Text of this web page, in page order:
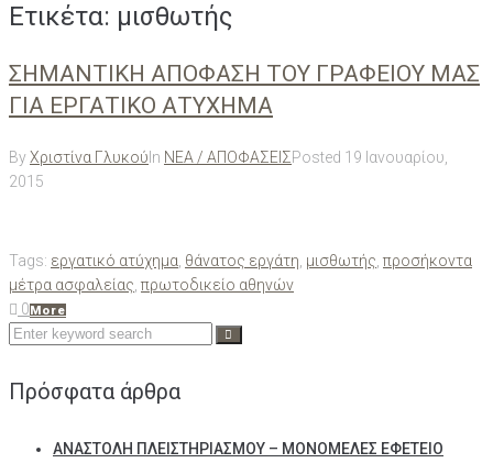
Ετικέτα: μισθωτής
ΣΗΜΑΝΤΙΚΗ ΑΠΟΦΑΣΗ ΤΟΥ ΓΡΑΦΕΙΟΥ ΜΑΣ
ΓΙΑ ΕΡΓΑΤΙΚΟ ΑΤΥΧΗΜΑ
ByΧριστίνα Γλυκού In ΝΕΑ / ΑΠΟΦΑΣΕΙΣPosted 19 Ιανουαρίου,
2015
Tags: εργατικό ατύχημα θάνατος εργάτη μισθωτής προσήκοντα
μέτρα ασφαλείας πρωτοδικείο αθηνών
0 More
Search
Πρόσφατα άρθρα
ΑΝΑΣΤΟΛΗ ΠΛΕΙΣΤΗΡΙΑΣΜΟΥ – ΜΟΝΟΜΕΛΕΣ ΕΦΕΤΕΙΟ